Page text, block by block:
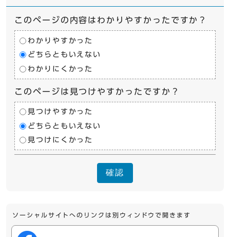
このページの内容はわかりやすかったですか？
わかりやすかった
どちらともいえない
わかりにくかった
このページは見つけやすかったですか？
見つけやすかった
どちらともいえない
見つけにくかった
確認
ソーシャルサイトへのリンクは別ウィンドウで開きます